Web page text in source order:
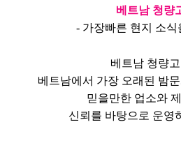
베트남 청량
- 가장빠른 현지 소식
베트남 청량
베트남에서 가장 오래된 밤
믿을만한 업소와
신뢰를 바탕으로 운영